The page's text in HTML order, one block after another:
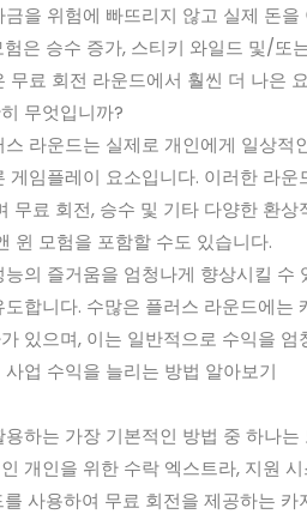
을 위험에 빠뜨리지 않고 실제 돈
은 승수 증가, 스티키 와일드 및/또
무료 회전 라운드에서 훨씬 더 나은
무엇입니까?
라운드는 실제로 개인에게 일상
게임플레이 요소입니다. 이러한 라
무료 회전, 승수 및 기타 다양한 환
윈 모험을 포함할 수도 있습니다.
의 즐거움을 엄청나게 향상시킬
합니다. 수많은 플러스 라운드에
있으며, 이는 일반적으로 수익을 엄
업 수익을 늘리는 방법 알아보기
하는 가장 기본적인 방법 중 하나
개인을 위한 수락 엑스트라, 지원
사용하여 무료 회전을 제공하는